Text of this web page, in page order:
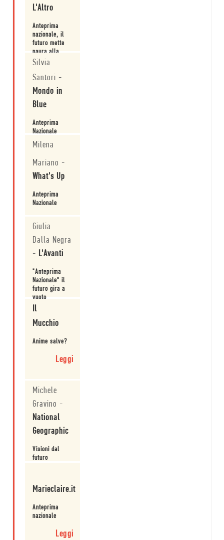
L'Altro
Anteprima
nazionale, il
futuro mette
paura alla
letteratura.
Silvia
Santori -
Mondo in
Blue
Anteprima
Nazionale
Milena
Mariano -
What's Up
Anteprima
Nazionale
Giulia
Dalla Negra
- L'Avanti
"Anteprima
Nazionale" il
futuro gira a
vuoto
Il
Mucchio
Anime salve?
Leggi
Michele
Gravino -
National
Geographic
Visioni dal
futuro
Marieclaire.it
Anteprima
nazionale
Leggi